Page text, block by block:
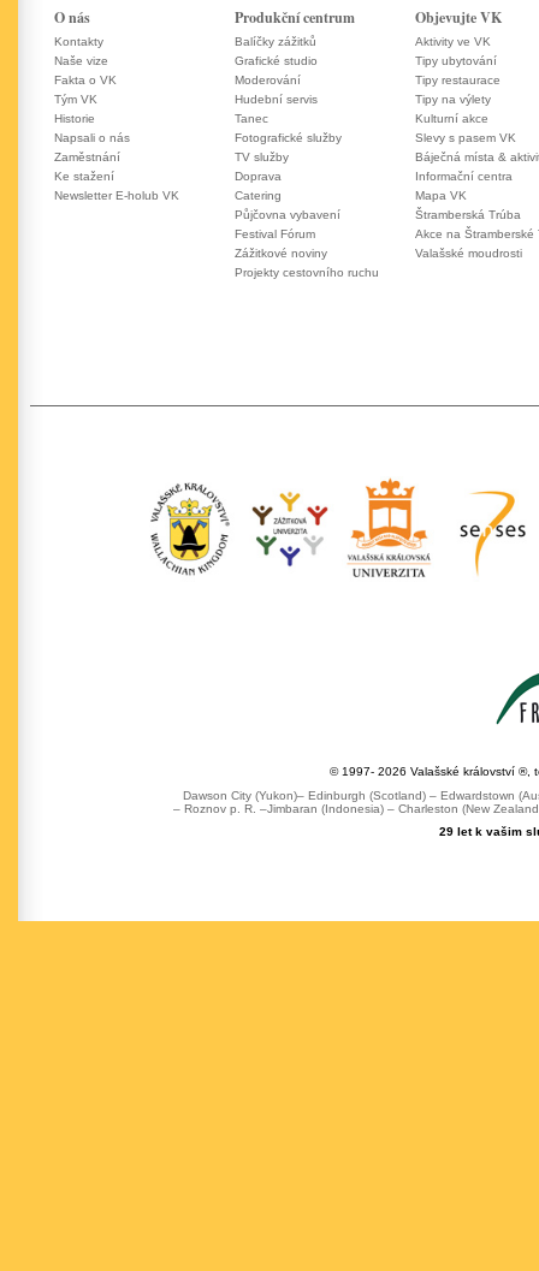
O nás
Kontakty
Naše vize
Fakta o VK
Tým VK
Historie
Napsali o nás
Zaměstnání
Ke stažení
Newsletter E-holub VK
Produkční centrum
Balíčky zážitků
Grafické studio
Moderování
Hudební servis
Tanec
Fotografické služby
TV služby
Doprava
Catering
Půjčovna vybavení
Festival Fórum
Zážitkové noviny
Projekty cestovního ruchu
Objevujte VK
Aktivity ve VK
Tipy ubytování
Tipy restaurace
Tipy na výlety
Kulturní akce
Slevy s pasem VK
Báječná místa &
Informační centra
Mapa VK
Štramberská Trúba
Akce na Štramberské
Valašské moudrosti
© 1997- 2026 Valašské království ®,
Dawson City (Yukon)– Edinburgh (Scotland) – Edwardstown
– Roznov p. R. –Jimbaran (Indonesia) – Charleston (New
29 let k vašim